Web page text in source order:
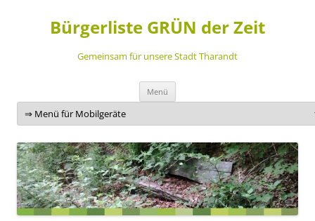
Bürgerliste GRÜN der Zeit
Gemeinsam für unsere Stadt Tharandt
Menü
springen